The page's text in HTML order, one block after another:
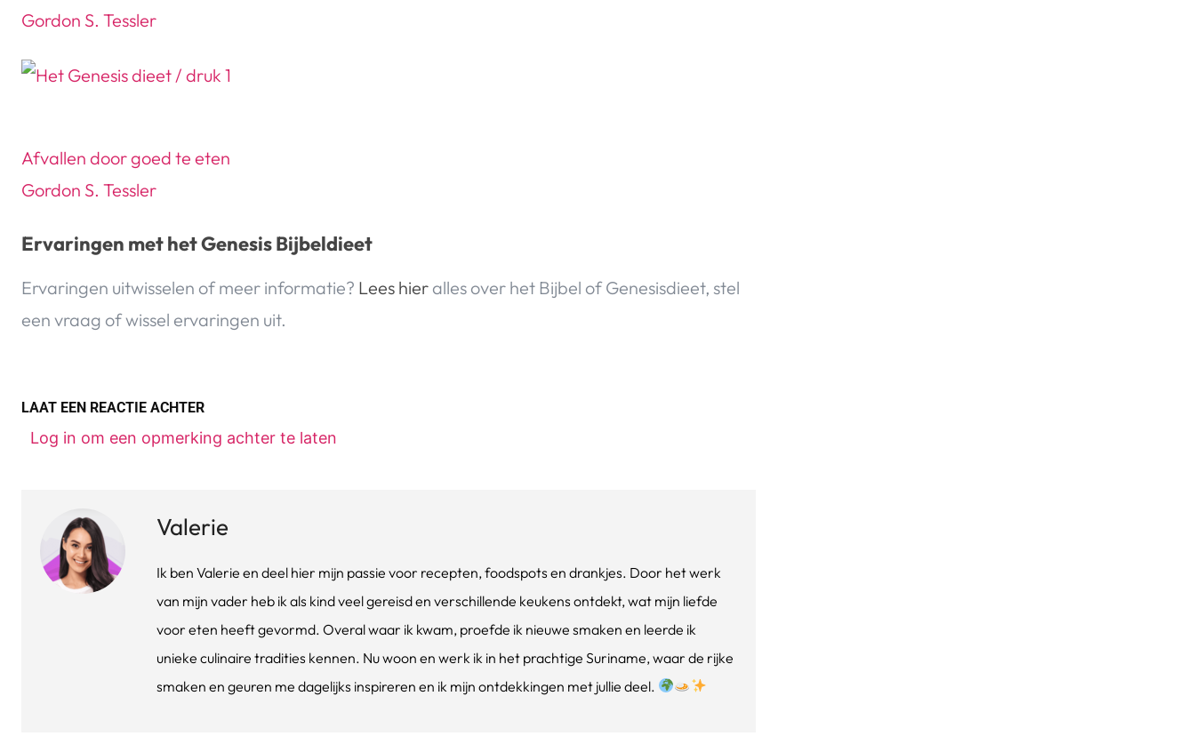
Gordon S. Tessler
Afvallen door goed te eten
Gordon S. Tessler
Ervaringen met het Genesis Bijbeldieet
Ervaringen uitwisselen of meer informatie? Lees hier alles over het Bijbel of Genesisdieet, stel
een vraag of wissel ervaringen uit.
LAAT EEN REACTIE ACHTER
Log in om een opmerking achter te laten
Valerie
Ik ben Valerie en deel hier mijn passie voor recepten, foodspots en drankjes. Door het werk
van mijn vader heb ik als kind veel gereisd en verschillende keukens ontdekt, wat mijn liefde
voor eten heeft gevormd. Overal waar ik kwam, proefde ik nieuwe smaken en leerde ik
unieke culinaire tradities kennen. Nu woon en werk ik in het prachtige Suriname, waar de rijke
smaken en geuren me dagelijks inspireren en ik mijn ontdekkingen met jullie deel.